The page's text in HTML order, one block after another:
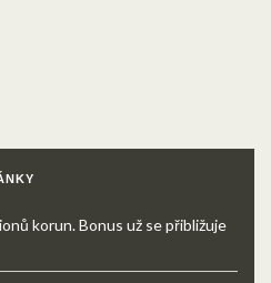
korun. Bonus už se přibližuje